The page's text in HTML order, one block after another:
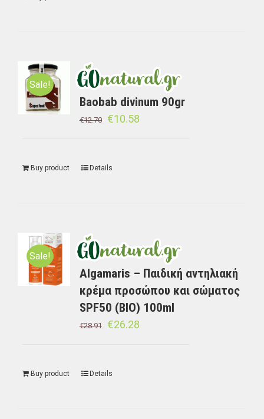
Sale!
Baobab divinum 90gr
€12.70 €10.58
Buy product Details
Sale!
Algamaris – Παιδική αντηλιακή
κρέμα προσώπου και σώματος
SPF50 (BIO) 100ml
€28.91 €26.28
Buy product Details